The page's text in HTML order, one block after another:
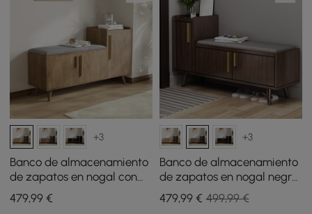
+3
Banco de almacenamiento
de zapatos en nogal con
armario a la derecha para
entrada
479,99 €
+3
Banco de almacenamiento
de zapatos en nogal negro
con armario a la izquierda
479,99€ 499,99 €